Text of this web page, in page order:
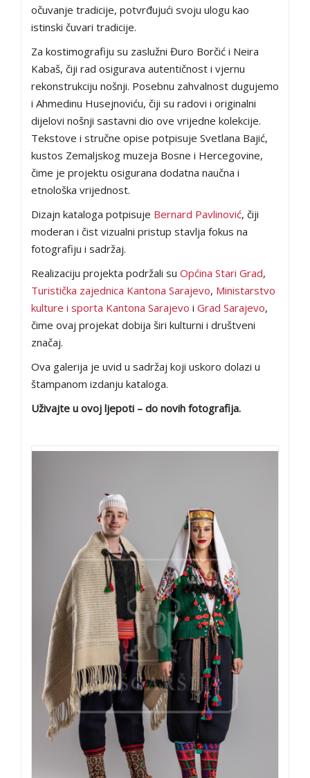
očuvanje tradicije, potvrđujući svoju ulogu kao
istinski čuvari tradicije.
Za kostimografiju su zaslužni Đuro Borčić i Neira
Kabaš, čiji rad osigurava autentičnost i vjernu
rekonstrukciju nošnji. Posebnu zahvalnost dugujemo
i Ahmedinu Husejnoviću, čiji su radovi i originalni
dijelovi nošnji sastavni dio ove vrijedne kolekcije.
Tekstove i stručne opise potpisuje Svetlana Bajić,
kustos Zemaljskog muzeja Bosne i Hercegovine,
čime je projektu osigurana dodatna naučna i
etnološka vrijednost.
Dizajn kataloga potpisuje Bernard Pavlinović, čiji
moderan i čist vizualni pristup stavlja fokus na
fotografiju i sadržaj.
Realizaciju projekta podržali su Općina Stari Grad,
Turistička zajednica Kantona Sarajevo, Ministarstvo
kulture i sporta Kantona Sarajevo i Grad Sarajevo,
čime ovaj projekat dobija širi kulturni i društveni
značaj.
Ova galerija je uvid u sadržaj koji uskoro dolazi u
štampanom izdanju kataloga.
Uživajte u ovoj ljepoti – do novih fotografija.